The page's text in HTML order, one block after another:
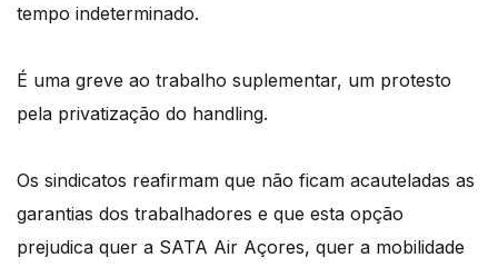
tempo indeterminado.
É uma greve ao trabalho suplementar, um protesto
pela privatização do handling.
Os sindicatos reafirmam que não ficam acauteladas as
garantias dos trabalhadores e que esta opção
prejudica quer a SATA Air Açores, quer a mobilidade